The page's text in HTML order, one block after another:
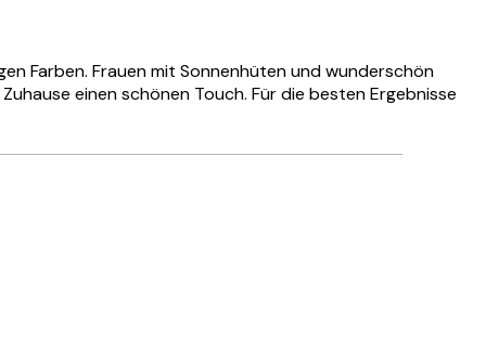
Farben. Frauen mit Sonnenhüten und wunderschön
einen schönen Touch. Für die besten Ergebnisse